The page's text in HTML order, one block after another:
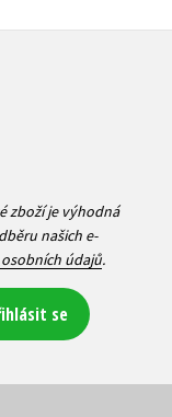
zboží je výhodná
našich e-
údajů.
se